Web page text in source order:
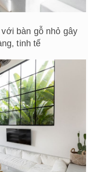
bàn gỗ nhỏ gây
tinh tế